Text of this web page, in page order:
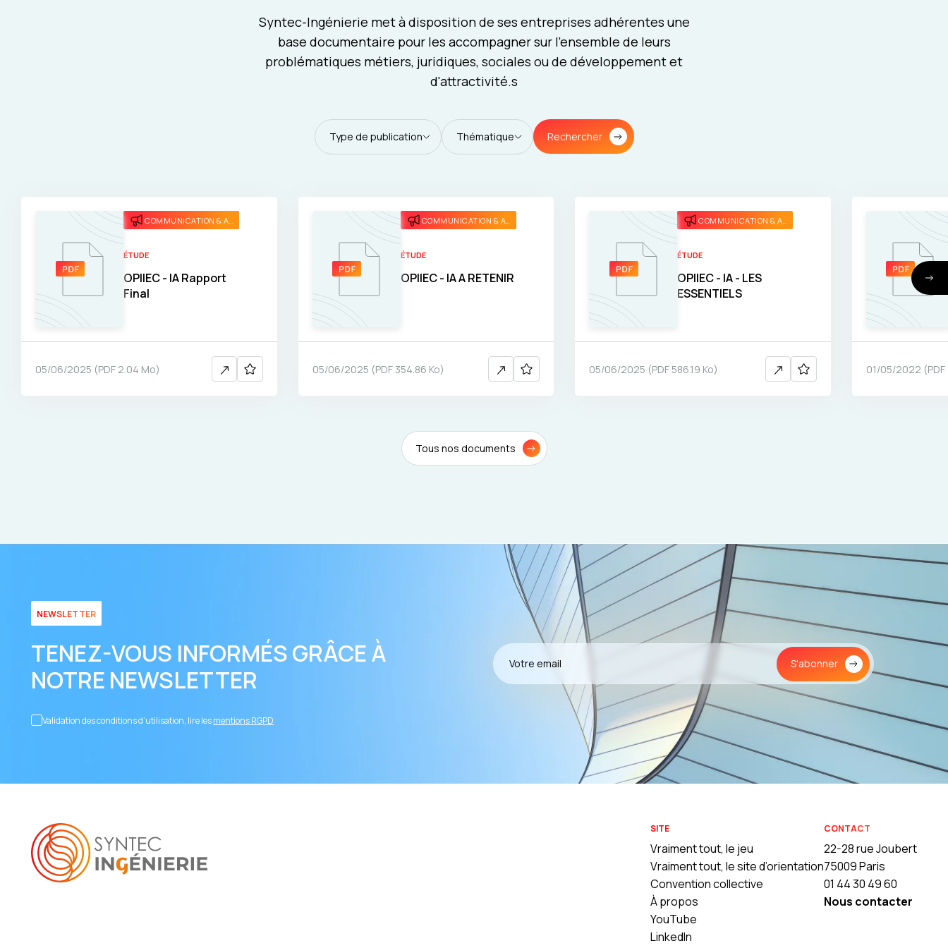
Syntec-Ingénierie met à disposition de ses entreprises adhérentes une
base documentaire pour les accompagner sur l'ensemble de leurs
problématiques métiers, juridiques, sociales ou de développement et
d'attractivité.s
Type de publication Thématique Rechercher
COMMUNICATION & ATTRACTIVITÉ
ÉTUDE
OPIIEC - IA Rapport
Final
05/06/2025 (PDF 2.04 Mo)
COMMUNICATION & ATTRACTIVITÉ
ÉTUDE
OPIIEC - IA A RETENIR
05/06/2025 (PDF 354.86 Ko)
COMMUNICATION & ATTRACTIVITÉ
ÉTUDE
OPIIEC - IA - LES
ESSENTIELS
05/06/2025 (PDF586.19 Ko) 01/05/2022 (PDF
Tous nos documents
NEWSLETTER
TENEZ-VOUS INFORMÉS GRÂCE À
NOTRE NEWSLETTER
Validation des conditions d’utilisation, lire lesmentions RGPD
S'abonner
SITE
Vraiment tout, le jeu
Vraiment tout, le site d’orientation
Convention collective
À propos
YouTube
LinkedIn
CONTACT
22-28 rue Joubert
75009 Paris
01 44 30 49 60
Nous contacter